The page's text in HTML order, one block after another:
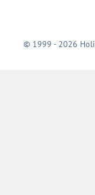
© 1999 - 2026